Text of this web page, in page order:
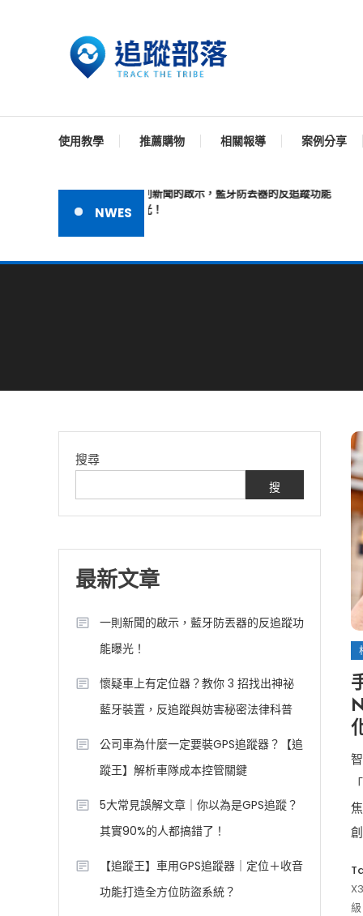
追蹤器，追蹤到每一個
使用教學 推薦購物 相關報導 案例分享
NWES
一則新聞的啟示，藍牙防丟器的反追蹤功能
曝光！
級
搜尋
搜
最新文章
一則新聞的啟示，藍牙防丟器的反追蹤功
能曝光！
懷疑車上有定位器？教你 3 招找出神祕
藍牙裝置，反追蹤與妨害秘密法律科普
公司車為什麼一定要裝GPS追蹤器？【追
蹤王】解析車隊成本控管關鍵
5大常見誤解文章｜你以為是GPS追蹤？
其實90%的人都搞錯了！
【追蹤王】車用GPS追蹤器｜定位＋收音
功能打造全方位防盜系統？